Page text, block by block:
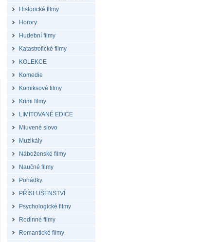
Historické filmy
Horory
Hudební filmy
Katastrofické filmy
KOLEKCE
Komedie
Komiksové filmy
Krimi filmy
LIMITOVANÉ EDICE
Mluvené slovo
Muzikály
Náboženské filmy
Naučné filmy
Pohádky
PŘÍSLUŠENSTVÍ
Psychologické filmy
Rodinné filmy
Romantické filmy